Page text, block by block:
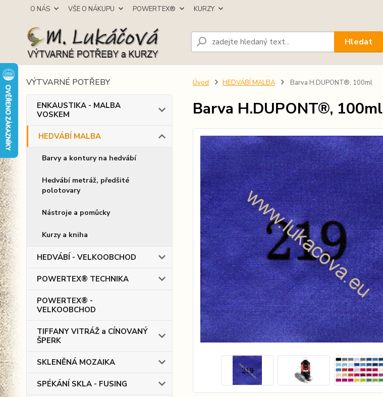
O NÁS VŠE O NÁKUPU POWERTEX® KURZY
Hledat
VÝTVARNÉ POTŘEBY
ENKAUSTIKA - MALBA
VOSKEM
HEDVÁBÍ MALBA
Barvy a kontury na hedvábí
Hedvábí metráž, předšité
polotovary
Nástroje a pomůcky
Kurzy a kniha
HEDVÁBÍ - VELKOOBCHOD
POWERTEX® TECHNIKA
POWERTEX® -
VELKOOBCHOD
TIFFANY VITRÁŽ a CÍNOVANÝ
ŠPERK
SKLENĚNÁ MOZAIKA
SPÉKÁNÍ SKLA - FUSING
Úvod HEDVÁBÍ MALBA Barva H.DUPONT®, 100ml
Barva H.DUPONT®, 100ml